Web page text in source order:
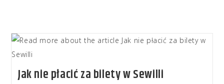
Jak nie płacić za bilety w Sewilli